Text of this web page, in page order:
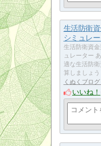
生活防衛
シミュレ
生活防衛資金
ュレーター
適な生活防
算しましょ
くぬくブロ
いいね！